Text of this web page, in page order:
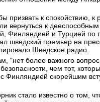
призвать к спокойствию, к
вернуться к
Финляндией и Турцией по
шведский премьер на
Шведское радио.
"нет более важного
чем тот,
Финляндией скорейшим
стало известно о том,